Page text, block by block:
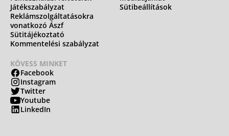
Játékszabályzat
Reklámszolgáltatásokra
vonatkozó Ászf
Sütitájékoztató
Kommentelési szabályzat
Sütibeállítások
KÖVESS MINKET
Facebook
Instagram
Twitter
Youtube
LinkedIn